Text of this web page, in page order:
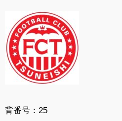
背番号：25